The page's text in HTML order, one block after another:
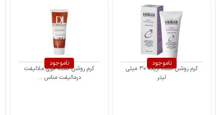
ناموجود
کرم روشن کننده اریکه ۳۰ میلی
لیتر
ناموجود
کرم روشن کننده قوی ملالیفت
درمالیفت مناس ...